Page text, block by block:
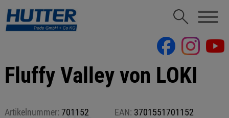
Fluffy Valley von LOKI
Artikelnummer: 701152 EAN: 3701551701152